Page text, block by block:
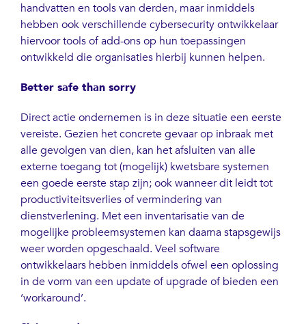
handvatten en tools van derden, maar inmiddels
hebben ook verschillende cybersecurity ontwikkelaar
hiervoor tools of add-ons op hun toepassingen
ontwikkeld die organisaties hierbij kunnen helpen.
Better safe than sorry
Direct actie ondernemen is in deze situatie een eerste
vereiste. Gezien het concrete gevaar op inbraak met
alle gevolgen van dien, kan het afsluiten van alle
externe toegang tot (mogelijk) kwetsbare systemen
een goede eerste stap zijn; ook wanneer dit leidt tot
productiviteitsverlies of vermindering van
dienstverlening. Met een inventarisatie van de
mogelijke probleemsystemen kan daarna stapsgewijs
weer worden opgeschaald. Veel software
ontwikkelaars hebben inmiddels ofwel een oplossing
in de vorm van een update of upgrade of bieden een
‘workaround’.